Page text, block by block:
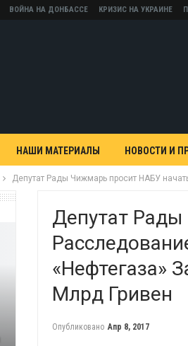
ВОЙНА НА ДОНБАССЕ КРИЗИС НА УКРАИНЕ
НАШИ МАТЕРИАЛЫ НОВОСТИ И
Депутат Рады Чижмарь просит НАБУ
Депутат
«Нефтегаза»
Млрд Гривен
Опубликовано Апр 8, 2017